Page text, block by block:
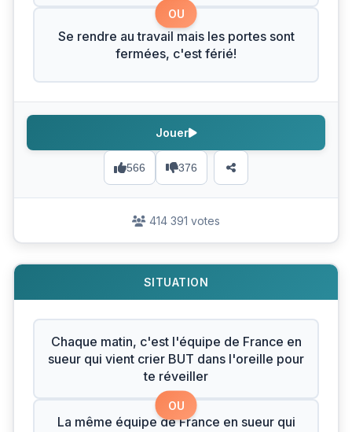
OU
Se rendre au travail mais les portes sont
fermées, c'est férié!
566 376
Jouer
414 391 votes
SITUATION
Chaque matin, c'est l'équipe de France en
sueur qui vient crier BUT dans l'oreille pour
te réveiller
OU
La même équipe de France en sueur qui